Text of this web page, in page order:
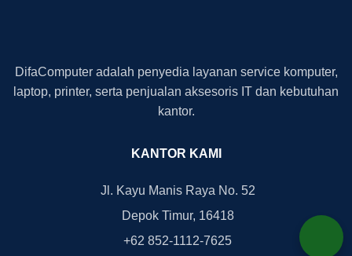
DifaComputer adalah penyedia layanan service komputer,
laptop, printer, serta penjualan aksesoris IT dan kebutuhan
kantor.
KANTOR KAMI
Jl. Kayu Manis Raya No. 52
Depok Timur, 16418
+62 852-1112-7625